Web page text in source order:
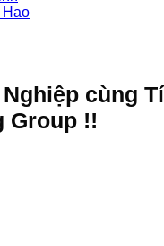
Hao
cùng
Group !!